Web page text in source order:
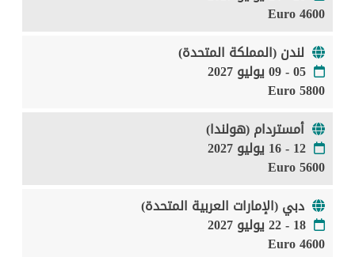
4600 Euro
لندن (المملكة المتحدة)
05 - 09 يوليو 2027
5800 Euro
أمستردام (هولندا)
12 - 16 يوليو 2027
5600 Euro
دبي (الإمارات العربية المتحدة)
18 - 22 يوليو 2027
4600 Euro